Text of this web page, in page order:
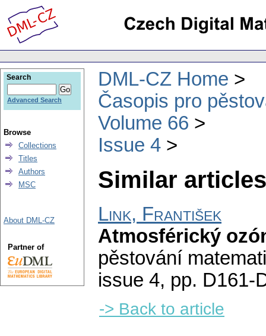
DML-CZ Home
Časopis pro
Volume 66
Issue 4
Similar
Link, František
Atmosférický
pěstování
issue 4, pp. D161-
-> Back to article
Search
Advanced Search
Browse
Collections
Titles
Authors
MSC
About DML-CZ
Partner of